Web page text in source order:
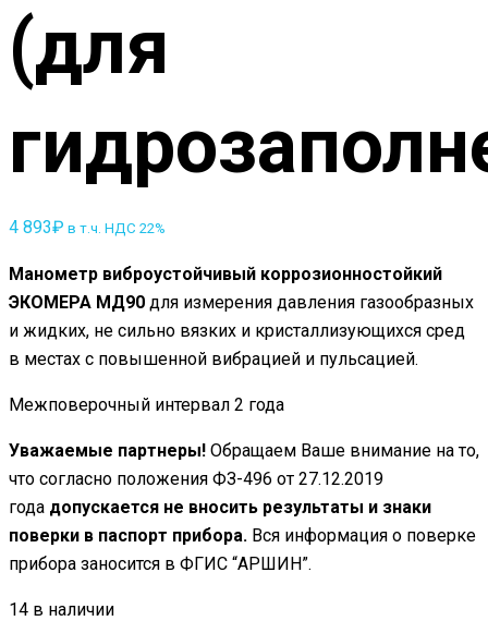
(для
4 893₽ в т.ч. НДС 22%
Манометр виброустойчивый коррозионностойкий
ЭКОМЕРА МД90 для измерения давления газообразных
и жидких, не сильно вязких и кристаллизующихся сред
в местах с повышенной вибрацией и пульсацией.
Межповерочный интервал 2 года
Уважаемые партнеры! Обращаем Ваше внимание на то,
что согласно положения ФЗ-496 от 27.12.2019
года допускается не вносить результаты и знаки
поверки в паспорт прибора. Вся информация о поверке
прибора заносится в ФГИС “АРШИН”.
14 в наличии